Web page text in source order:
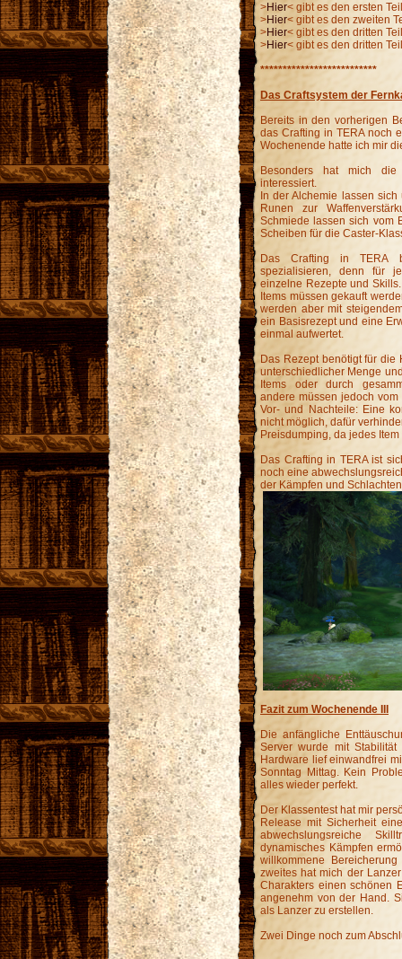
>Hier< gibt es den ersten
>Hier< gibt es den zweiten
>Hier< gibt es den dritten
>Hier< gibt es den dritten
**************************
Das Craftsystem der
Bereits in den vorherigen
das Crafting in TERA noch
Wochenende hatte ich mir
Besonders hat mich die
interessiert.
In der Alchemie lassen
Runen zur
Schmiede lassen sich vom
Scheiben für die Caster-
Das Crafting in TERA
spezialisieren, denn für
einzelne Rezepte und
Items müssen gekauft
werden aber mit
ein Basisrezept und eine
einmal aufwertet.
Das Rezept benötigt für die
unterschiedlicher Menge
Items oder durch
andere müssen jedoch
Vor- und Nachteile: Eine
nicht möglich, dafür
Preisdumping, da jedes
Das Crafting in TERA ist
noch eine
der Kämpfen und
Fazit zum Wochenende III
Die anfängliche
Server wurde mit
Hardware lief einwandfrei
Sonntag Mittag. Kein
alles wieder perfekt.
Der Klassentest hat mir
Release mit Sicherheit
abwechslungsreiche
dynamisches Kämpfen
willkommene
zweites hat mich der
Charakters einen schönen
angenehm von der Hand.
als Lanzer zu erstellen.
Zwei Dinge noch zum